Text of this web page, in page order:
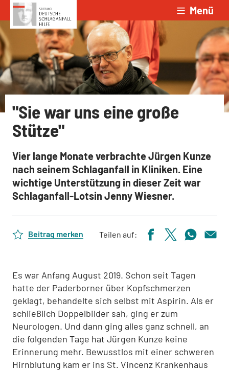
Zum Inhalt springen Menü
"Sie war uns eine große
Stütze"
Vier lange Monate verbrachte Jürgen Kunze
nach seinem Schlaganfall in Kliniken. Eine
wichtige Unterstützung in dieser Zeit war
Schlaganfall-Lotsin Jenny Wiesner.
Beitrag merken Teilen auf:
Es war Anfang August 2019. Schon seit Tagen
hatte der Paderborner über Kopfschmerzen
geklagt, behandelte sich selbst mit Aspirin. Als er
schließlich Doppelbilder sah, ging er zum
Neurologen. Und dann ging alles ganz schnell, an
die folgenden Tage hat Jürgen Kunze keine
Erinnerung mehr. Bewusstlos mit einer schweren
Hirnblutung kam er ins St. Vincenz Krankenhaus